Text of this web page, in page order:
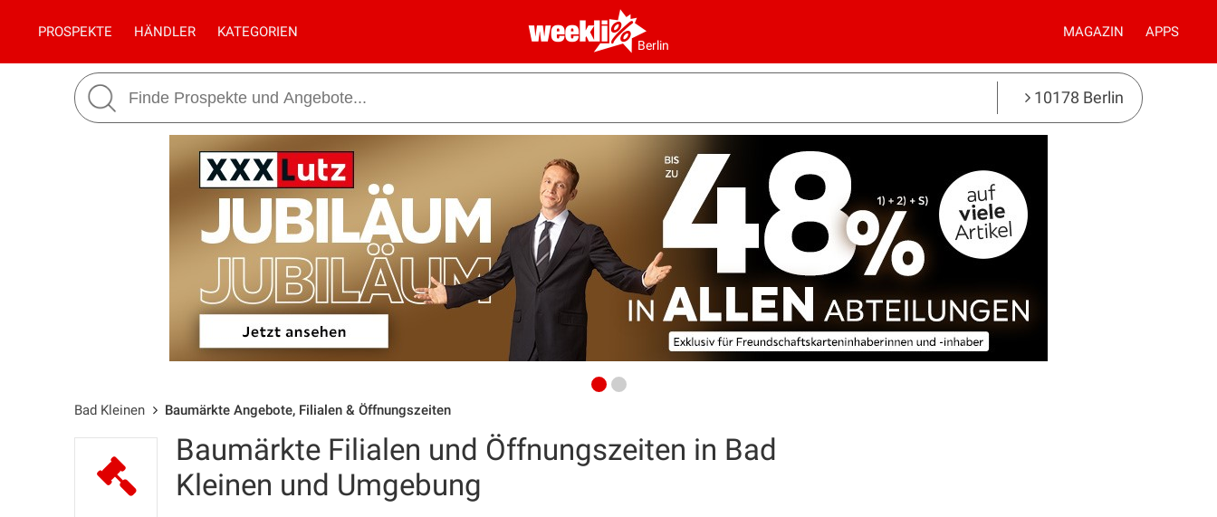
Berlin
PROSPEKTE HÄNDLER KATEGORIEN MAGAZIN APPS
10178 Berlin
Bad Kleinen Baumärkte Angebote, Filialen & Öffnungszeiten
Baumärkte Filialen und Öffnungszeiten in Bad
Kleinen und Umgebung